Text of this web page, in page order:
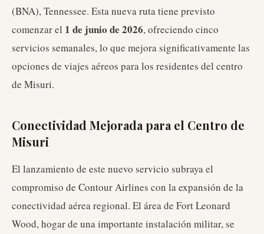
(BNA), Tennessee. Esta nueva ruta tiene previsto
comenzar el 1 de junio de 2026, ofreciendo cinco
servicios semanales, lo que mejora significativamente las
opciones de viajes aéreos para los residentes del centro
de Misuri.
Conectividad Mejorada para el Centro de
Misuri
El lanzamiento de este nuevo servicio subraya el
compromiso de Contour Airlines con la expansión de la
conectividad aérea regional. El área de Fort Leonard
Wood, hogar de una importante instalación militar, se